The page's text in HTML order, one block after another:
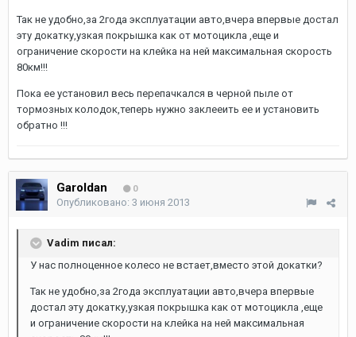
Так не удобно,за 2года эксплуатации авто,вчера впервые достал
эту докатку,узкая покрышка как от мотоцикла ,еще и
ограничение скорости на клейка на ней максимальная скорость
80км!!!
Пока ее установил весь перепачкался в черной пыле от
тормозных колодок,теперь нужно заклееить ее и установить
обратно !!!
Garoldan 0
Опубликовано: 3 июня 2013
Vadim писал:
У нас полноценное колесо не встает,вместо этой докатки?
Так не удобно,за 2года эксплуатации авто,вчера впервые
достал эту докатку,узкая покрышка как от мотоцикла ,еще
и ограничение скорости на клейка на ней максимальная